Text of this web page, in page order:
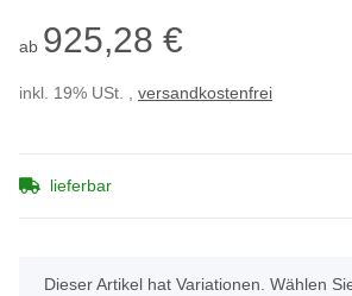
ab 925,28 €
inkl. 19% USt. , versandkostenfrei
lieferbar
x
Dieser Artikel hat Variationen. Wählen